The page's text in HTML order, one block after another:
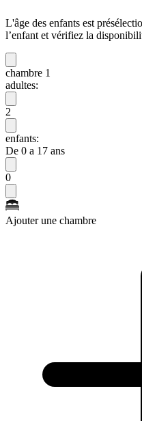
L'âge des enfants est
l’enfant et vérifiez la
chambre 1
adultes:
2
enfants:
De 0 a 17 ans
0
Ajouter une chambre